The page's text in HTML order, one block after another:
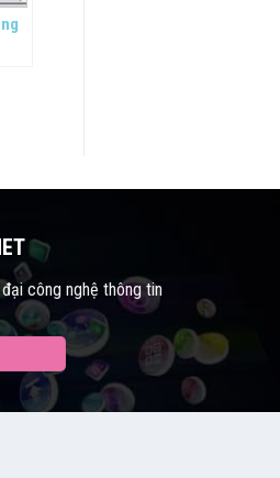
công nghệ thông tin